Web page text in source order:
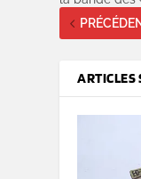
ARTICLES